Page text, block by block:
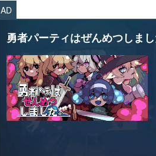
AD
勇者パーティはぜんめつしまし